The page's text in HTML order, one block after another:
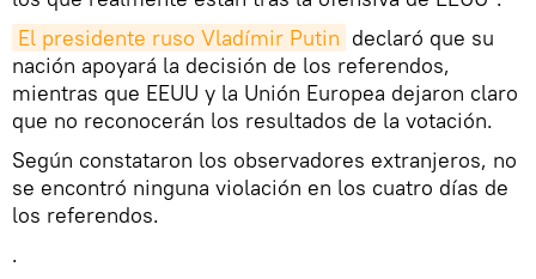
El presidente ruso Vladímir Putin declaró que su
nación apoyará la decisión de los referendos,
mientras que EEUU y la Unión Europea dejaron claro
que no reconocerán los resultados de la votación.
Según constataron los observadores extranjeros, no
se encontró ninguna violación en los cuatro días de
los referendos.
.